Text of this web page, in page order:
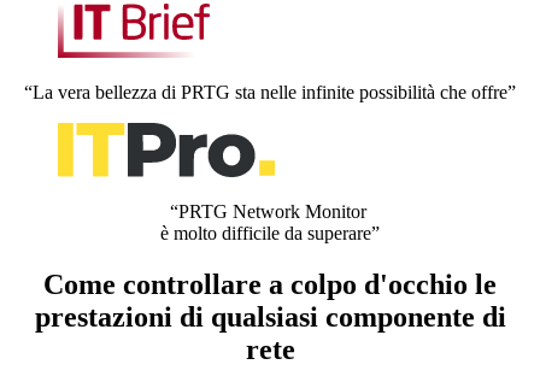
“La vera bellezza di PRTG sta nelle infinite possibilità che offre”
“PRTG Network Monitor
è molto difficile da superare”
Come controllare a colpo d'occhio le
prestazioni di qualsiasi componente di
rete